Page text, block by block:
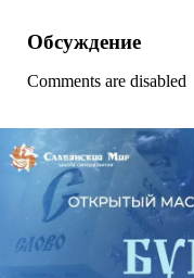
Обсуждение
Comments are disabled